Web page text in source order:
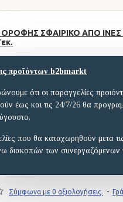
ΟΡΟΦΗΣ ΣΦΑΙΡΙΚΟ ΑΠΟ
προϊόντων b2bmarkt
ότι οι παραγγελίες
έως και τις 24/7/26 θα
που θα καταχωρηθούν μετα
διακοπών των συνεργαζόμενων
Σύμφωνα με 0 αξιολογήσεις. -